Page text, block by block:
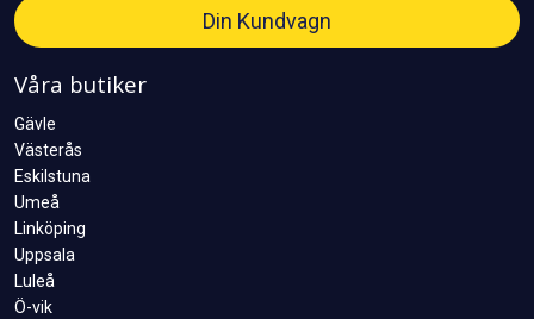
Din Kundvagn
Våra butiker
Gävle
Västerås
Eskilstuna
Umeå
Linköping
Uppsala
Luleå
Ö-vik